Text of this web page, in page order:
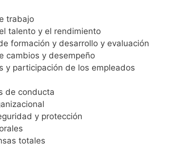
trabajo
talento y el rendimiento
formación y desarrollo y evaluación
cambios y desempeño
y participación de los empleados
de conducta
y protección
totales